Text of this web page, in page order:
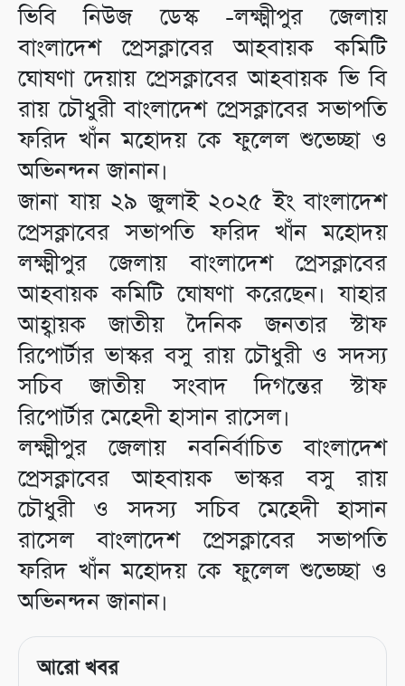
ভিবি নিউজ ডেস্ক -লক্ষ্মীপুর জেলায়
বাংলাদেশ প্রেসক্লাবের আহবায়ক কমিটি
ঘোষণা দেয়ায় প্রেসক্লাবের আহবায়ক ভি বি
রায় চৌধুরী বাংলাদেশ প্রেসক্লাবের সভাপতি
ফরিদ খাঁন মহোদয় কে ফুলেল শুভেচ্ছা ও
অভিনন্দন জানান।
জানা যায় ২৯ জুলাই ২০২৫ ইং বাংলাদেশ
প্রেসক্লাবের সভাপতি ফরিদ খাঁন মহোদয়
লক্ষ্মীপুর জেলায় বাংলাদেশ প্রেসক্লাবের
আহবায়ক কমিটি ঘোষণা করেছেন। যাহার
আহ্বায়ক জাতীয় দৈনিক জনতার স্টাফ
রিপোর্টার ভাস্কর বসু রায় চৌধুরী ও সদস্য
সচিব জাতীয় সংবাদ দিগন্তের স্টাফ
রিপোর্টার মেহেদী হাসান রাসেল।
লক্ষ্মীপুর জেলায় নবনির্বাচিত বাংলাদেশ
প্রেসক্লাবের আহবায়ক ভাস্কর বসু রায়
চৌধুরী ও সদস্য সচিব মেহেদী হাসান
রাসেল বাংলাদেশ প্রেসক্লাবের সভাপতি
ফরিদ খাঁন মহোদয় কে ফুলেল শুভেচ্ছা ও
অভিনন্দন জানান।
আরো খবর